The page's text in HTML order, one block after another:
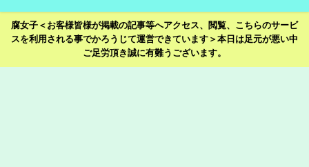
腐女子＜お客様皆様が掲載の記事等へアクセス、閲覧、こちらのサービ
スを利用される事でかろうじて運営できています＞本日は足元が悪い中
ご足労頂き誠に有難うございます。